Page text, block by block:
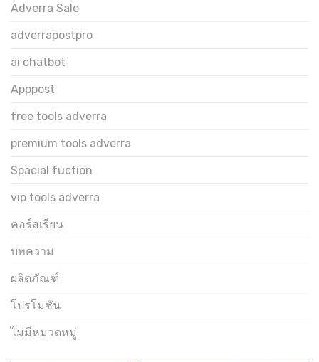
Adverra Sale
adverrapostpro
ai chatbot
Apppost
free tools adverra
premium tools adverra
Spacial fuction
vip tools adverra
คอร์สเรียน
บทความ
ผลิตภัณฑ์
โปรโมชัน
ไม่มีหมวดหมู่